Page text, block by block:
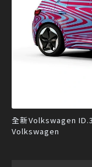
全新Volkswagen
Volkswagen